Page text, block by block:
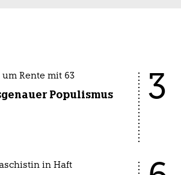
um Rente mit 63
Populismus 3
in Haft